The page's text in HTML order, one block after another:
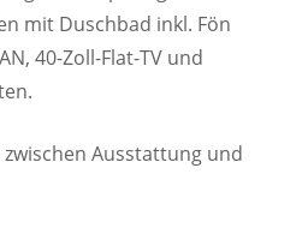
mit Duschbad inkl. Fön
40-Zoll-Flat-TV und
Ausstattung und